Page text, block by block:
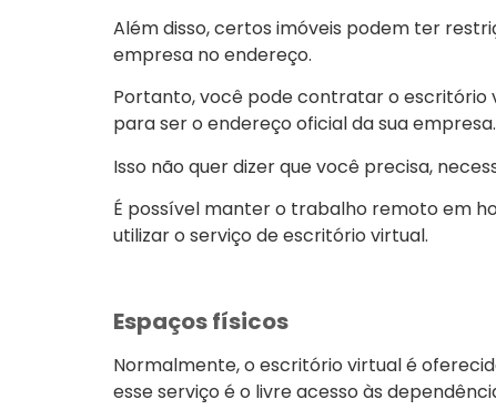
Além disso, certos imóveis podem ter
empresa no endereço.
Portanto, você pode contratar o escritório
para ser o endereço oficial da sua empresa.
Isso não quer dizer que você precisa,
É possível manter o trabalho remoto em
utilizar o serviço de escritório virtual.
Espaços físicos
Normalmente, o escritório virtual é
esse serviço é o livre acesso às